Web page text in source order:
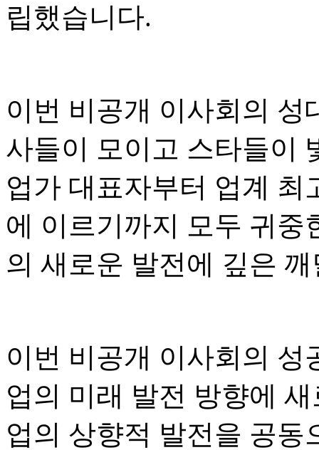
립했습니다.
이번 비공개 이사회의 성
사들이 모이고 스타들이
업가 대표자부터 업계 최
에 이르기까지 모두 귀중
의 새로운 발전에 깊은
이번 비공개 이사회의 성
업의 미래 발전 방향에
업의 상향적 발전을 공동